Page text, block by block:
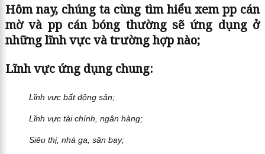
Hôm nay, chúng ta cùng tìm hiểu xem pp cán
mờ và pp cán bóng thường sẽ ứng dụng ở
những lĩnh vực và trường hợp nào;
Lĩnh vực ứng dụng chung:
Lĩnh vực bất động sản;
Lĩnh vực tài chính, ngân hàng;
Siêu thị, nhà ga, sân bay;